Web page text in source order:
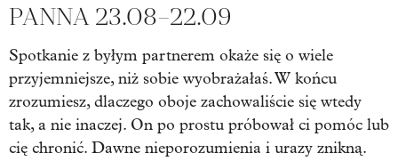
PANNA 23.08–22.09
Spotkanie z byłym partnerem okaże się o wiele
przyjemniejsze, niż sobie wyobrażałaś. W końcu
zrozumiesz, dlaczego oboje zachowaliście się wtedy
tak, a nie inaczej. On po prostu próbował ci pomóc lub
cię chronić. Dawne nieporozumienia i urazy znikną.